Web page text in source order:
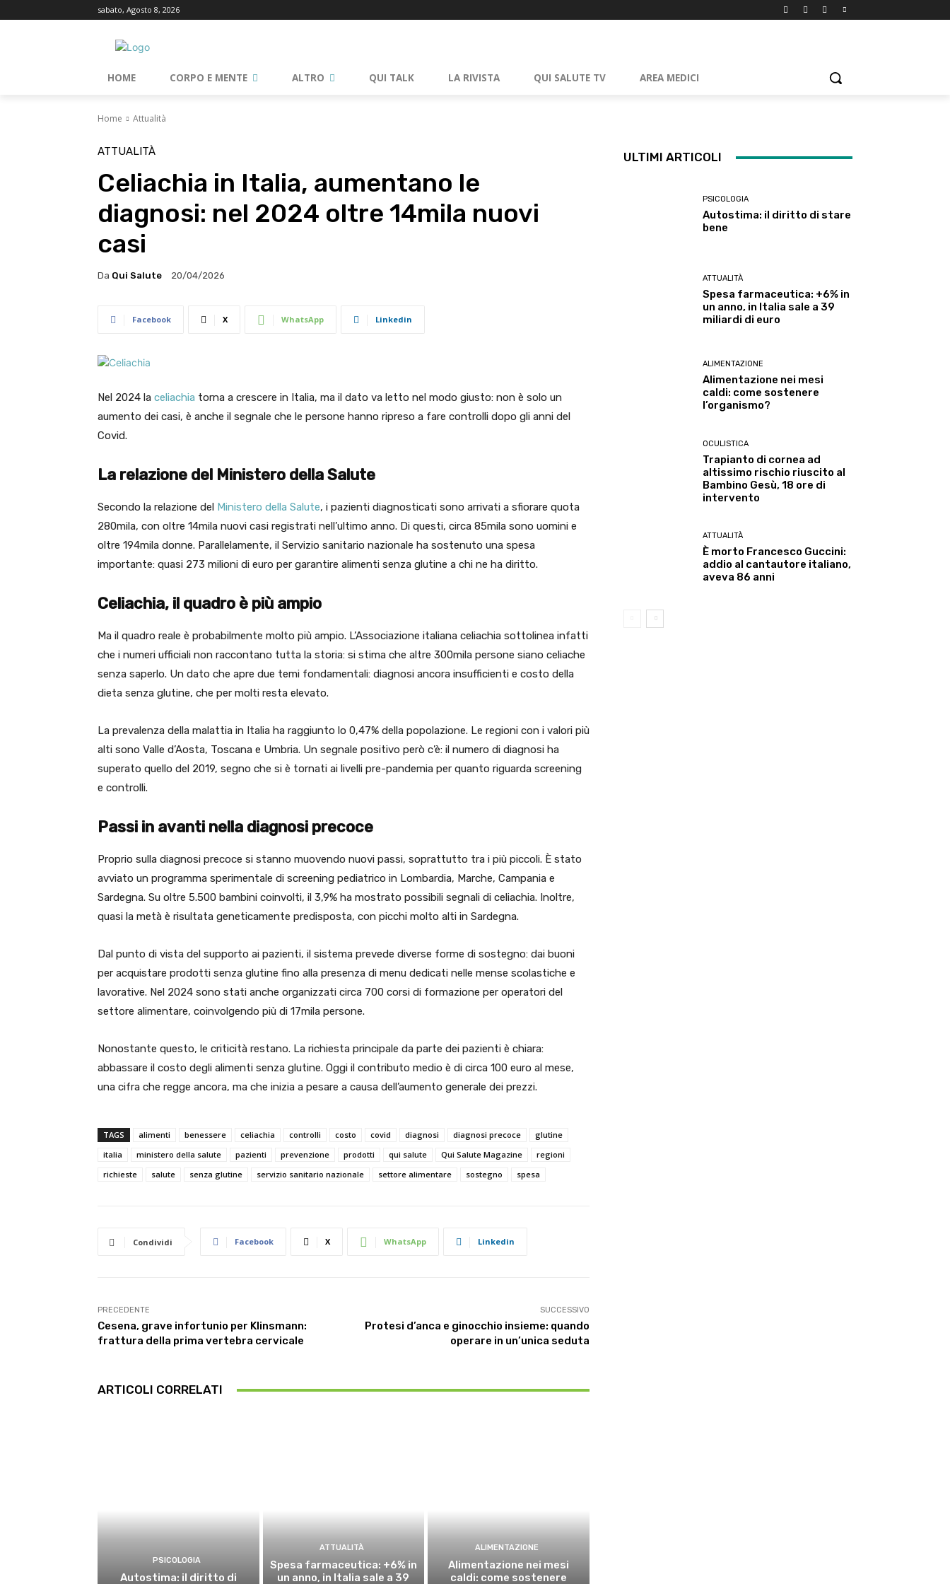
sabato, Agosto 8, 2026
HOME CORPO E MENTE ALTRO QUI TALK LA RIVISTA QUI SALUTE TV AREA MEDICI
Home Attualità
ATTUALITÀ
Celiachia in Italia, aumentano le
diagnosi: nel 2024 oltre 14mila nuovi
casi
Da Qui Salute 20/04/2026
Facebook X WhatsApp Linkedin
Nel 2024 la celiachia torna a crescere in Italia, ma il dato va letto nel modo giusto: non è solo un
aumento dei casi, è anche il segnale che le persone hanno ripreso a fare controlli dopo gli anni del
Covid.
La relazione del Ministero della Salute
Secondo la relazione del Ministero della Salute, i pazienti diagnosticati sono arrivati a sfiorare quota
280mila, con oltre 14mila nuovi casi registrati nell’ultimo anno. Di questi, circa 85mila sono uomini e
oltre 194mila donne. Parallelamente, il Servizio sanitario nazionale ha sostenuto una spesa
importante: quasi 273 milioni di euro per garantire alimenti senza glutine a chi ne ha diritto.
Celiachia, il quadro è più ampio
Ma il quadro reale è probabilmente molto più ampio. L’Associazione italiana celiachia sottolinea infatti
che i numeri ufficiali non raccontano tutta la storia: si stima che altre 300mila persone siano celiache
senza saperlo. Un dato che apre due temi fondamentali: diagnosi ancora insufficienti e costo della
dieta senza glutine, che per molti resta elevato.
La prevalenza della malattia in Italia ha raggiunto lo 0,47% della popolazione. Le regioni con i valori più
alti sono Valle d’Aosta, Toscana e Umbria. Un segnale positivo però c’è: il numero di diagnosi ha
superato quello del 2019, segno che si è tornati ai livelli pre-pandemia per quanto riguarda screening
e controlli.
Passi in avanti nella diagnosi precoce
Proprio sulla diagnosi precoce si stanno muovendo nuovi passi, soprattutto tra i più piccoli. È stato
avviato un programma sperimentale di screening pediatrico in Lombardia, Marche, Campania e
Sardegna. Su oltre 5.500 bambini coinvolti, il 3,9% ha mostrato possibili segnali di celiachia. Inoltre,
quasi la metà è risultata geneticamente predisposta, con picchi molto alti in Sardegna.
Dal punto di vista del supporto ai pazienti, il sistema prevede diverse forme di sostegno: dai buoni
per acquistare prodotti senza glutine fino alla presenza di menu dedicati nelle mense scolastiche e
lavorative. Nel 2024 sono stati anche organizzati circa 700 corsi di formazione per operatori del
settore alimentare, coinvolgendo più di 17mila persone.
Nonostante questo, le criticità restano. La richiesta principale da parte dei pazienti è chiara:
abbassare il costo degli alimenti senza glutine. Oggi il contributo medio è di circa 100 euro al mese,
una cifra che regge ancora, ma che inizia a pesare a causa dell’aumento generale dei prezzi.
TAGS alimenti benessere celiachia controlli costo covid diagnosi diagnosi precoce
glutine
italia
ministero della salute pazienti prevenzione prodotti qui salute Qui Salute Magazine
regioni
richieste
salute senza glutine servizio sanitario nazionale settore alimentare sostegno spesa
Condividi Facebook X WhatsApp Linkedin
PRECEDENTE
Cesena, grave infortunio per Klinsmann:
frattura della prima vertebra cervicale
SUCCESSIVO
Protesi d’anca e ginocchio insieme: quando
operare in un’unica seduta
ARTICOLI CORRELATI
PSICOLOGIA
Autostima: il diritto di
ATTUALITÀ
Spesa farmaceutica: +6% in
un anno, in Italia sale a 39
ALIMENTAZIONE
Alimentazione nei mesi
caldi: come sostenere
ULTIMI ARTICOLI
PSICOLOGIA
Autostima: il diritto di stare
bene
ATTUALITÀ
Spesa farmaceutica: +6% in
un anno, in Italia sale a 39
miliardi di euro
ALIMENTAZIONE
Alimentazione nei mesi
caldi: come sostenere
l’organismo?
OCULISTICA
Trapianto di cornea ad
altissimo rischio riuscito al
Bambino Gesù, 18 ore di
intervento
ATTUALITÀ
È morto Francesco Guccini:
addio al cantautore italiano,
aveva 86 anni